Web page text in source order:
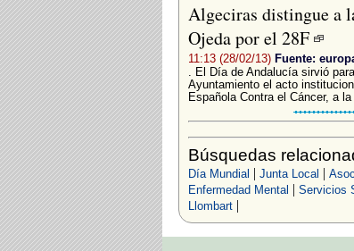
Algeciras distingue a
Ojeda por el 28F
11:13 (28/02/13) Fuente:
. El Día de Andalucía sirvió
Ayuntamiento el acto
Española Contra el Cáncer, a
Búsquedas
Día Mundial | Junta Local |
Enfermedad Mental | Servicios
Llombart|